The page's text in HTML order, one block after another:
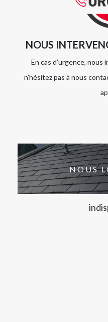
NOUS
En cas d’urgence, nous
n’hésitez pas à nous
NOUS